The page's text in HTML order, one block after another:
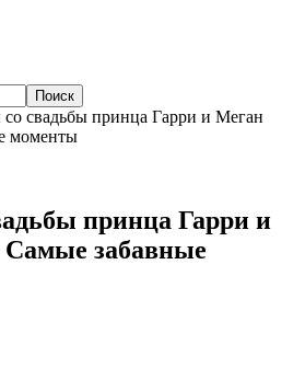
свадьбы принца Гарри и Меган
моменты
принца Гарри и
забавные